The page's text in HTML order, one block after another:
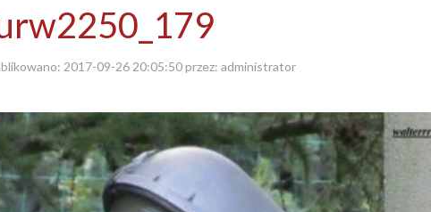
2017-09-26 20:05:50przez: administrator